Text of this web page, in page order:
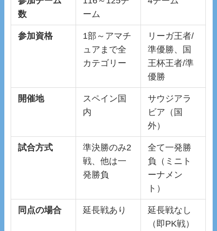
数
ーム
参加資格
1部～アマチ
ュアまで全
カテゴリー
リーガ王者/
準優勝、国
王杯王者/準
優勝
開催地
スペイン国
内
サウジアラ
ビア（国
外）
試合方式
準決勝のみ2
戦、他は一
発勝負
全て一発勝
負（ミニト
ーナメン
ト）
同点の場合 延長戦あり
延長戦なし
（即PK戦）